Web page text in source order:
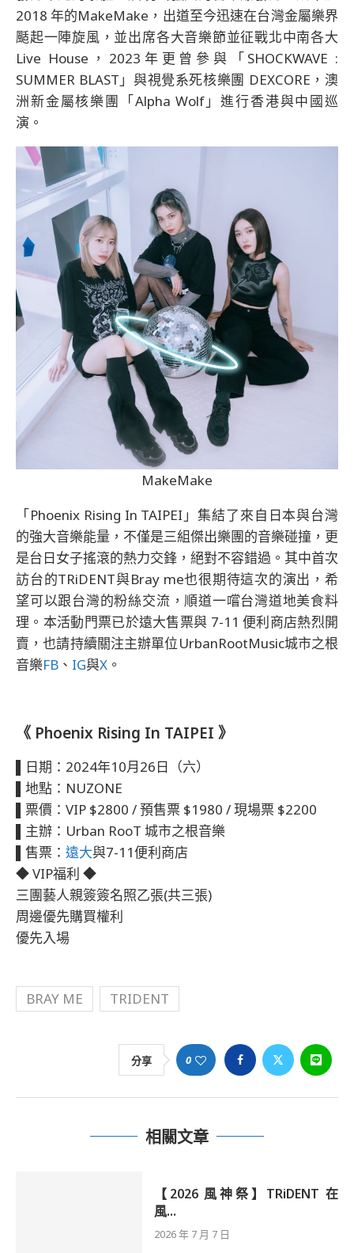
2018 年的MakeMake，出道至今迅速在台灣金屬樂界
颳起一陣旋風，並出席各大音樂節並征戰北中南各大
Live House，2023年更曾參與「SHOCKWAVE :
SUMMER BLAST」與視覺系死核樂團 DEXCORE，澳
洲新金屬核樂團「Alpha Wolf」進行香港與中國巡
演。
MakeMake
「Phoenix Rising In TAIPEI」集結了來自日本與台灣
的強大音樂能量，不僅是三組傑出樂團的音樂碰撞，更
是台日女子搖滾的熱力交鋒，絕對不容錯過。其中首次
訪台的TRiDENT與Bray me也很期待這次的演出，希
望可以跟台灣的粉絲交流，順道一嚐台灣道地美食料
理。本活動門票已於遠大售票與 7-11 便利商店熱烈開
賣，也請持續關注主辦單位UrbanRootMusic城市之根
音樂FB 、 IG與X 。
《 Phoenix Rising In TAIPEI 》
▌日期：2024年10月26日（六）
▌地點：NUZONE
▌票價：VIP $2800 / 預售票 $1980 / 現場票 $2200
▌主辦：Urban RooT 城市之根音樂
▌售票： 遠大與7-11便利商店
◆ VIP福利 ◆
三團藝人親簽簽名照乙張(共三張)
周邊優先購買權利
優先入場
BRAY ME TRIDENT
分享 0
相關文章
【2026 風神祭】TRiDENT 在
風...
2026 年 7 月 7 日